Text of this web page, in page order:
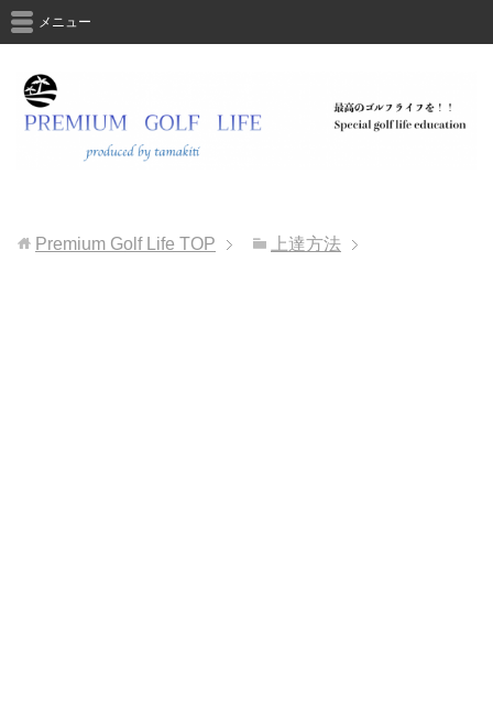
メニュー
Premium Golf Life TOP 上達方法